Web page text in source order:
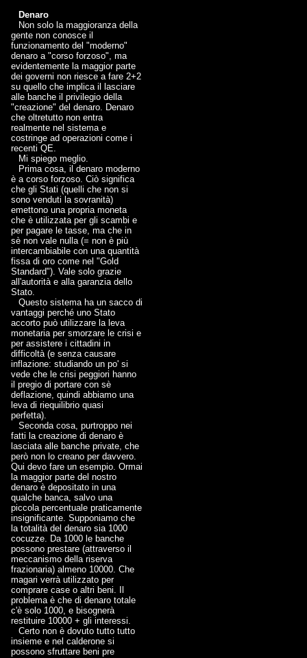
Denaro
Non solo la maggioranza della
gente non conosce il
funzionamento del "moderno"
denaro a "corso forzoso", ma
evidentemente la maggior parte
dei governi non riesce a fare 2+2
su quello che implica il lasciare
alle banche il privilegio della
"creazione" del denaro. Denaro
che oltretutto non entra
realmente nel sistema e
costringe ad operazioni come i
recenti QE.
Mi spiego meglio.
Prima cosa, il denaro moderno
è a corso forzoso. Ciò significa
che gli Stati (quelli che non si
sono venduti la sovranità)
emettono una propria moneta
che è utilizzata per gli scambi e
per pagare le tasse, ma che in
sè non vale nulla (= non è più
intercambiabile con una quantità
fissa di oro come nel "Gold
Standard"). Vale solo grazie
all'autorità e alla garanzia dello
Stato.
Questo sistema ha un sacco di
vantaggi perché uno Stato
accorto può utilizzare la leva
monetaria per smorzare le crisi e
per assistere i cittadini in
difficoltà (e senza causare
inflazione: studiando un po' si
vede che le crisi peggiori hanno
il pregio di portare con sè
deflazione, quindi abbiamo una
leva di riequilibrio quasi
perfetta).
Seconda cosa, purtroppo nei
fatti la creazione di denaro è
lasciata alle banche private, che
però non lo creano per davvero.
Qui devo fare un esempio. Ormai
la maggior parte del nostro
denaro è depositato in una
qualche banca, salvo una
piccola percentuale praticamente
insignificante. Supponiamo che
la totalità del denaro sia 1000
cocuzze. Da 1000 le banche
possono prestare (attraverso il
meccanismo della riserva
frazionaria) almeno 10000. Che
magari verrà utilizzato per
comprare case o altri beni. Il
problema è che di denaro totale
c'è solo 1000, e bisognerà
restituire 10000 + gli interessi.
Certo non è dovuto tutto tutto
insieme e nel calderone si
possono sfruttare beni pre